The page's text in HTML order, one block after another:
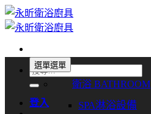
Skip
to
content
搜
尋
關
登入
選單選單
衛浴 BATHROOM
SPA淋浴設備